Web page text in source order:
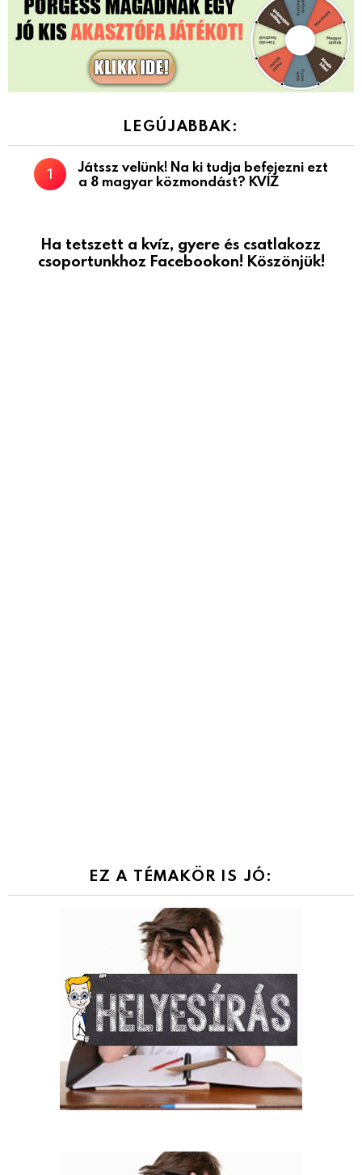
LEGÚJABBAK:
Játssz velünk! Na ki tudja befejezni ezt
a 8 magyar közmondást? KVÍZ
Ha tetszett a kvíz, gyere és csatlakozz
csoportunkhoz Facebookon! Köszönjük!
EZ A TÉMAKÖR IS JÓ: